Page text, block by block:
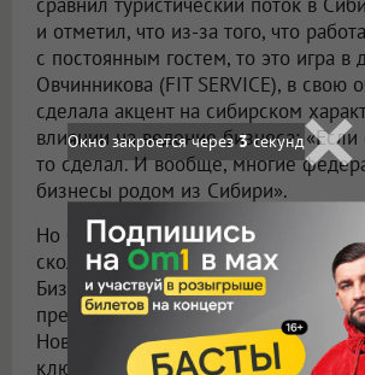
сравнил туристический поток в
и отметил, что из-за того, что
с постоянным гостем, то это игра в
Овчинникова (FIT SERVICE), в свою
сделала акцент на сибирском
влиянии на ведение бизнеса: «Если
то сделал. И вообще, многие
бизнесы родом из Сибири».
Но бизнес — это не только и не
сколько цифры. В рамках бизнес-
Бизнес провёл исследование
предпринимательской среды. По
Новосибирск был и по-прежнему
ключевым транспортным хабом:
Окно закроется через2секунд